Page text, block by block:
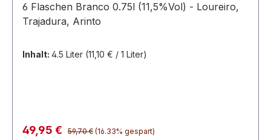
6 Flaschen Branco 0.75l (11,5%Vol) - Loureiro,
Trajadura, Arinto
Inhalt: 4.5 Liter (11,10 € / 1 Liter)
Verkaufspreis:
49,95 € Regulärer Preis:
59,70 € (16.33% gespart)